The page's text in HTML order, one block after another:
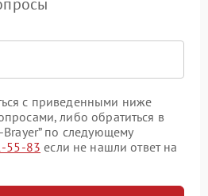
с приведенными ниже
либо обратиться в
по следующему
55-83 если не нашли ответ на